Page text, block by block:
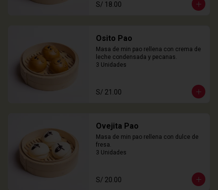
S/ 18.00
Osito Pao
Masa de min pao rellena con crema de
leche condensada y pecanas.
3 Unidades
S/ 21.00
Ovejita Pao
Masa de min pao rellena con dulce de
fresa.
3 Unidades
S/ 20.00